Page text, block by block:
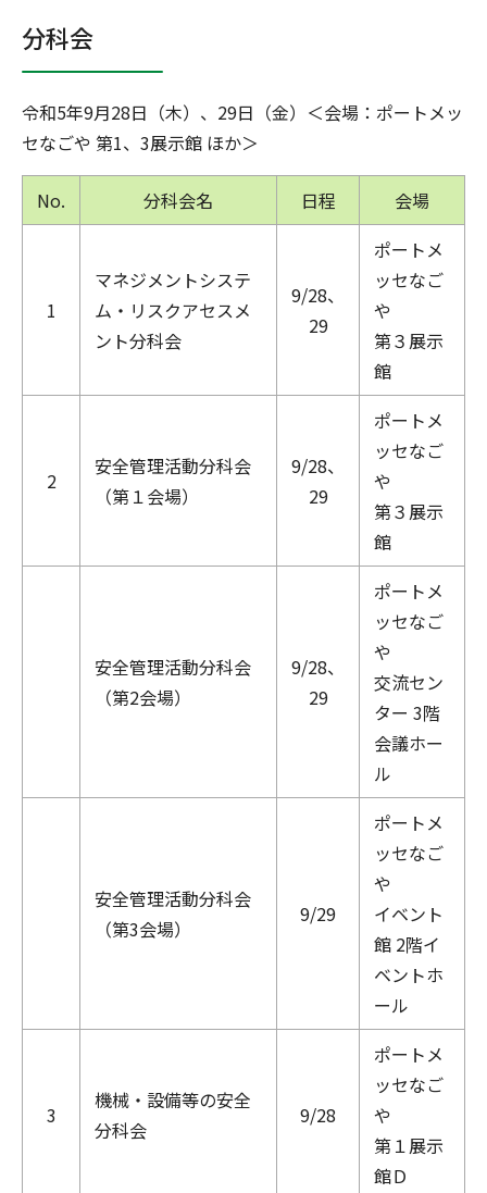
分科会
令和5年9月28日（木）、29日（金）＜会場：ポートメッ
セなごや 第1、3展示館 ほか＞
No. 分科会名 日程 会場
1
マネジメントシステ
ム・リスクアセスメ
ント分科会
9/28、
29
ポートメ
ッセなご
や
第３展示
館
2
安全管理活動分科会
（第１会場）
9/28、
29
ポートメ
ッセなご
や
第３展示
館
安全管理活動分科会
（第2会場）
9/28、
29
ポートメ
ッセなご
や
交流セン
ター 3階
会議ホー
ル
安全管理活動分科会
（第3会場）
9/29
ポートメ
ッセなご
や
イベント
館 2階イ
ベントホ
ール
3
機械・設備等の安全
分科会
9/28
ポートメ
ッセなご
や
第１展示
館Ｄ